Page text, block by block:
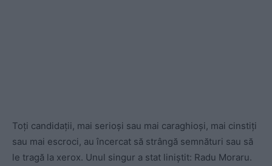
Toți candidații, mai serioși sau mai caraghioși, mai cinstiți
sau mai escroci, au încercat să strângă semnături sau să
le tragă la xerox. Unul singur a stat liniștit: Radu Moraru.